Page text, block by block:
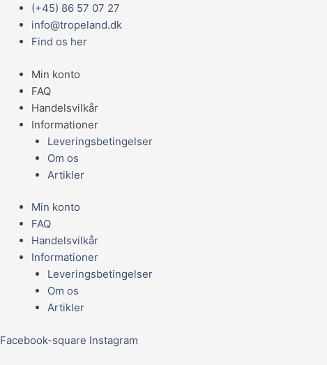
indholdet
(+45) 86 57 07 27
info@tropeland.dk
Find os her
Min konto
FAQ
Handelsvilkår
Informationer
Leveringsbetingelser
Om os
Artikler
Min konto
FAQ
Handelsvilkår
Informationer
Leveringsbetingelser
Om os
Artikler
Facebook-square Instagram
Main
Menu